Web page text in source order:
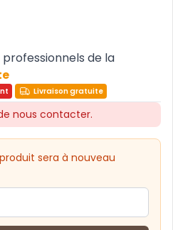
de la
Livraison gratuite
nous contacter.
sera à nouveau